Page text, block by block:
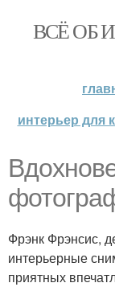
ВСЁ ОБ
интерьер для
Фрэнк Фрэнсис,
интерьерные
приятных